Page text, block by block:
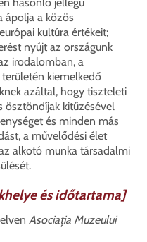
ápolja a közös
kultúra értékeit;
nyújt az országunk
irodalomban, a
kiemelkedő
azáltal, hogy tiszteleti
ösztöndíjak kitűzésével
és minden más
a művelődési élet
alkotó munka társadalmi
és időtartama]
Asociația Muzeului